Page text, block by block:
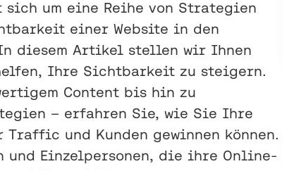
sich um eine Reihe von Strategien
einer Website in den
diesem Artikel stellen wir Ihnen
Ihre Sichtbarkeit zu steigern.
Content bis hin zu
– erfahren Sie, wie Sie Ihre
und Kunden gewinnen können.
und Einzelpersonen, die ihre Online-